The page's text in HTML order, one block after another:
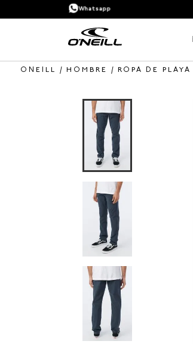
Whatsapp
HOMBRE ROPA DE PLAYA
TÉRMINOS MÁS BUSCADOS
PANTALONETA
PANTALONETAS HOMBRE
SANDALIAS
SANDALIAS HOMBRE
CAMISETAS HOMBRE